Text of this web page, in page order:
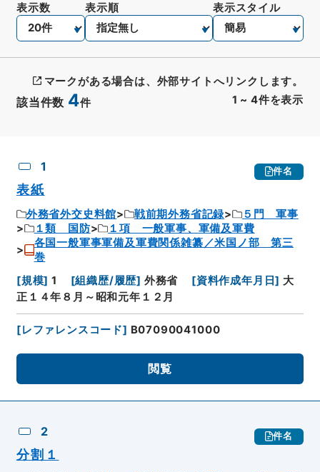
該当件数 4件 1 ~ 4件を表示
表示数 表示順 表示スタイル
マークがある場合は、外部サイトへリンクします。
1 件名
表紙
外務省外交史料館 戦前期外務省記録
５門 軍事
１類 国防
１項 一般軍事、軍備及軍費
各国一般軍事軍備及軍費関係雑纂／米国ノ部 第三
巻
[規模] 1 [組織歴/履歴] 外務省 [資料作成年月日] 大
正１４年８月～昭和元年１２月
[レファレンスコード] B07090041000
閲覧
2 件名
分割１